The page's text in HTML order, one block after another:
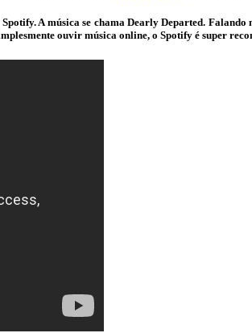
Spotify. A música se chama Dearly Departed.
ouvir música online, o Spotify é super